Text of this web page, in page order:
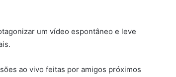
um vídeo espontâneo e leve
ao vivo feitas por amigos próximos